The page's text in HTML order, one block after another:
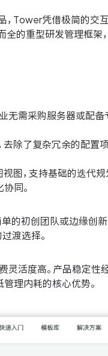
Tower凭借极简的交
全的重型研发管理框架
无需采购服务器或配备
去除了复杂冗余的配置
图，支持基础的迭代
同。
的初创团队或边缘创
渡选择。
灵活度高。产品稳定性
理内耗的核心优势。